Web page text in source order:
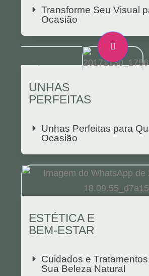
Transforme Seu Visual
Ocasião
UNHAS
PERFEITAS
Unhas Perfeitas para
Ocasião
ESTÉTICA E
BEM-ESTAR
Cuidados e
Sua Beleza Natural